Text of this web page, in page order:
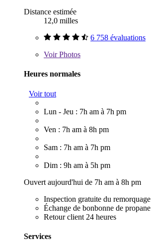
Distance estimée
12,0 milles
6 758 évaluations
VoirPhotos
Heures normales
Voir tout
Lun - Jeu : 7h am à 7h pm
Ven : 7h am à 8h pm
Sam : 7h am à 7h pm
Dim : 9h am à 5h pm
Ouvert aujourd'hui de 7h am à 8h pm
Inspection gratuite du remorquage
Échange de bonbonne de propane
Retour client 24 heures
Services